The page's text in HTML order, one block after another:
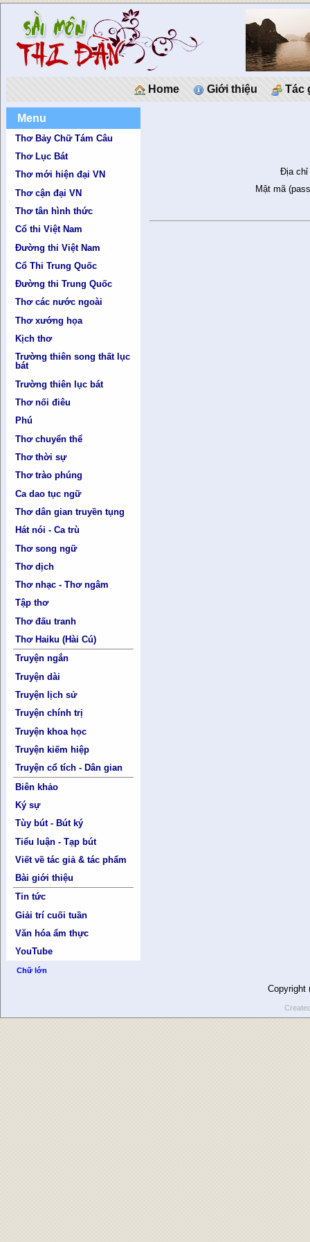
Home Giới thiệu Tác
Menu
Thơ Bảy Chữ Tám Câu
Thơ Lục Bát
Thơ mới hiện đại VN
Thơ cận đại VN
Thơ tân hình thức
Cổ thi Việt Nam
Đường thi Việt Nam
Cổ Thi Trung Quốc
Đường thi Trung Quốc
Thơ các nước ngoài
Thơ xướng họa
Kịch thơ
Trường thiên song thất lục
bát
Trường thiên lục bát
Thơ nối điêu
Phú
Thơ chuyển thể
Thơ thời sự
Thơ trào phúng
Ca dao tục ngữ
Thơ dân gian truyền tụng
Hát nói - Ca trù
Thơ song ngữ
Thơ dịch
Thơ nhạc - Thơ ngâm
Tập thơ
Thơ đấu tranh
Thơ Haiku (Hài Cú)
Truyện ngắn
Truyện dài
Truyện lịch sử
Truyện chính trị
Truyện khoa học
Truyện kiếm hiệp
Truyện cổ tích - Dân gian
Biên khảo
Ký sự
Tùy bút - Bút ký
Tiểu luận - Tạp bút
Viết về tác giả & tác phẩm
Bài giới thiệu
Tin tức
Giải trí cuối tuần
Văn hóa ẩm thực
YouTube
Chữ lớn
Địa chỉ
Mật mã
Copyright